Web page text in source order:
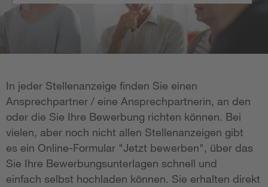
In jeder Stellenanzeige finden Sie einen
Ansprechpartner / eine Ansprechpartnerin, an den
oder die Sie Ihre Bewerbung richten können. Bei
vielen, aber noch nicht allen Stellenanzeigen gibt
es ein Online-Formular "Jetzt bewerben", über das
Sie Ihre Bewerbungsunterlagen schnell und
einfach selbst hochladen können. Sie erhalten direkt